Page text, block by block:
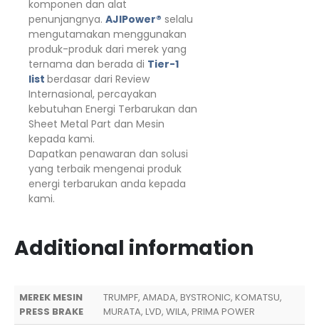
komponen dan alat
penunjangnya. AJIPower® selalu
mengutamakan menggunakan
produk-produk dari merek yang
ternama dan berada di Tier-1
list berdasar dari Review
Internasional, percayakan
kebutuhan Energi Terbarukan dan
Sheet Metal Part dan Mesin
kepada kami.
Dapatkan penawaran dan solusi
yang terbaik mengenai produk
energi terbarukan anda kepada
kami.
Additional information
MEREK MESIN
PRESS BRAKE
TRUMPF, AMADA, BYSTRONIC, KOMATSU,
MURATA, LVD, WILA, PRIMA POWER